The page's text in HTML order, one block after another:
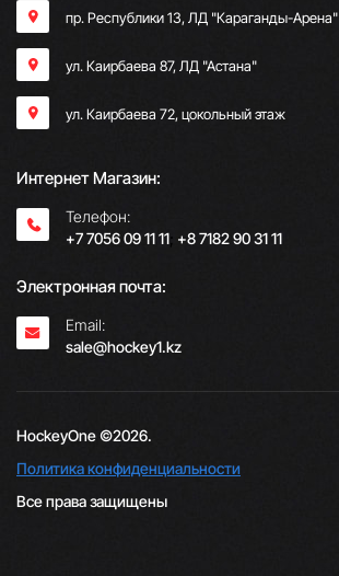
пр. Республики 13, ​ЛД "Караганды-Арена"
ул. Каирбаева 87, ЛД "Астана"
ул. Каирбаева 72, цокольный этаж
Интернет Магазин:
Телефон:
+7 7056 09 11 11; +8 7182 90 31 11
Электронная почта:
Email:
sale@hockey1.kz
HockeyOne ©2026.
Политика конфиденциальности
Все права защищены